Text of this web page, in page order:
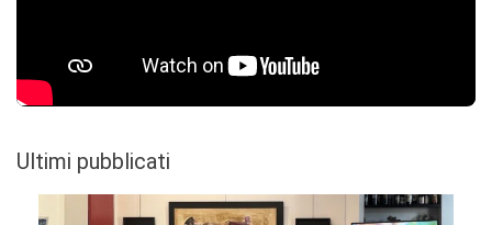
Ultimi pubblicati